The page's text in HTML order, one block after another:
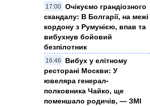
17:00 Очікуємо грандіозного
скандалу: В Болгарії, на межі
кордону з Румунією, впав та
вибухнув бойовий
безпілотник
16:46
Вибух у елітному
ресторані Москви: У
ювеляра генерал-
полковника Чайко, ще
поменшало родичів, — ЗМІ